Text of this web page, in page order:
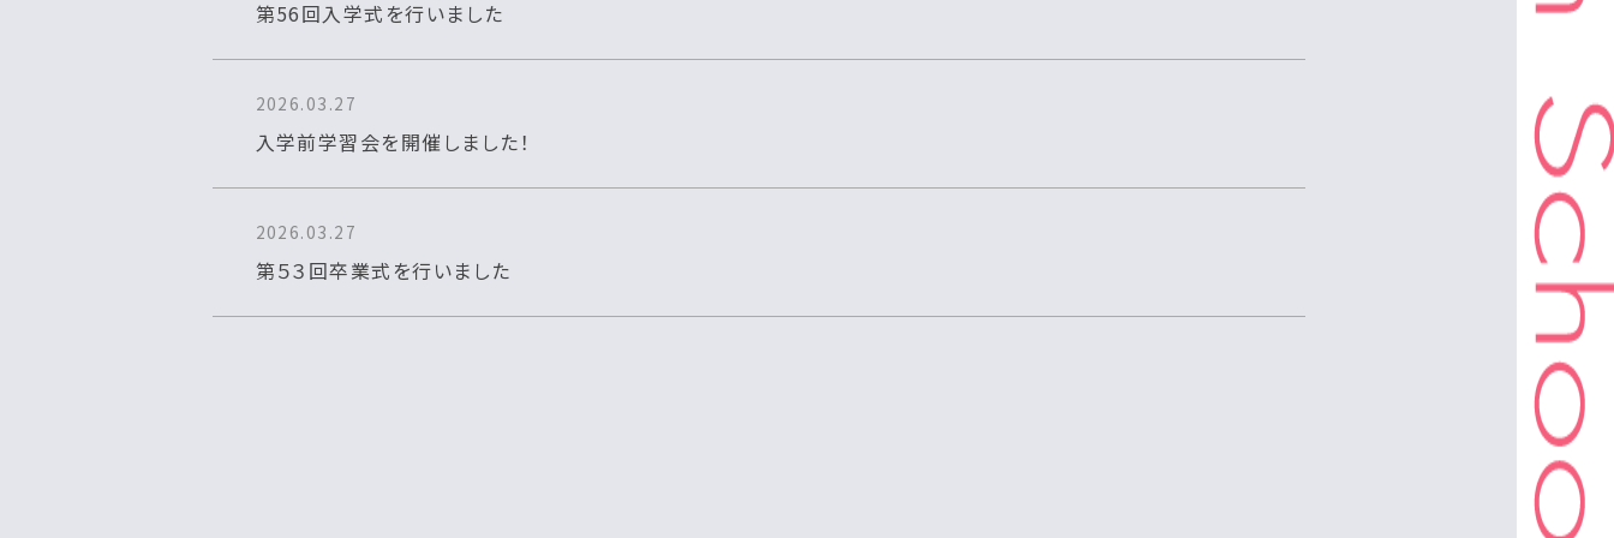
第56回入学式を行いました
2026.03.27
入学前学習会を開催しました！
2026.03.27
第５３回卒業式を行いました